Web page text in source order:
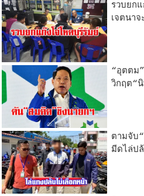
รวบยก
เจตนา
“อุตตม
วิกฤต“
ตามจับ
มีดไล่ป